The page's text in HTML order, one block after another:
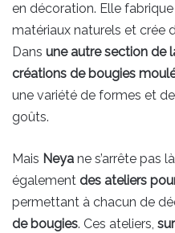
en décoration. Elle
matériaux naturels et crée
Dans une autre section de
créations de bougies
une variété de formes et
goûts.
Mais Neya ne s’arrête pas
également des ateliers
permettant à chacun de
de bougies. Ces ateliers,